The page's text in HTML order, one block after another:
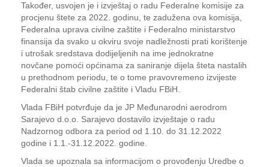
Također, usvojen je i izvještaj o radu Federalne komisije za
procjenu štete za 2022. godinu, te zadužena ova komisija,
Federalna uprava civilne zaštite i Federalno ministarstvo
finansija da svako u okviru svoje nadležnosti prati korištenje
i utrošak sredstava dodijeljenih na ime jednokratne
novčane pomoći općinama za saniranje dijela šteta nastalih
u prethodnom periodu, te o tome pravovremeno izvijeste
Federalni štab civilne zaštite i Vladu FBiH.
Vlada FBiH potvrđuje da je JP Međunarodni aerodrom
Sarajevo d.o.o. Sarajevo dostavilo izvještaje o radu
Nadzornog odbora za period od 1.10. do 31.12.2022
godine i 1.1.-31.12.2022. godine.
Vlada se upoznala sa informacijom o provođenju Uredbe o